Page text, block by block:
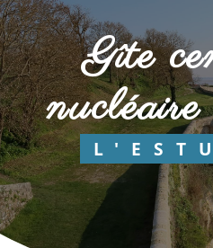
gîte centrale